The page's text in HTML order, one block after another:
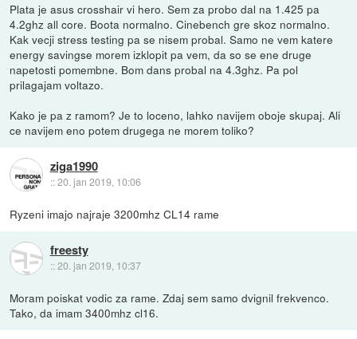
Plata je asus crosshair vi hero. Sem za probo dal na 1.425 pa
4.2ghz all core. Boota normalno. Cinebench gre skoz normalno.
Kak vecji stress testing pa se nisem probal. Samo ne vem katere
energy savingse morem izklopit pa vem, da so se ene druge
napetosti pomembne. Bom dans probal na 4.3ghz. Pa pol
prilagajam voltazo.
Kako je pa z ramom? Je to loceno, lahko navijem oboje skupaj. Ali
ce navijem eno potem drugega ne morem toliko?
ziga1990
::20. jan 2019, 10:06
Ryzeni imajo najraje 3200mhz CL14 rame
freesty
::20. jan 2019, 10:37
Moram poiskat vodic za rame. Zdaj sem samo dvignil frekvenco.
Tako, da imam 3400mhz cl16.